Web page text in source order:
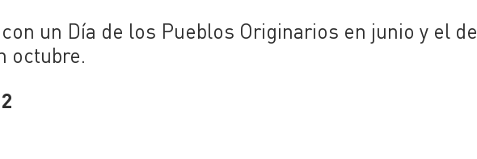
un Día de los Pueblos Originarios en junio y el de
octubre.